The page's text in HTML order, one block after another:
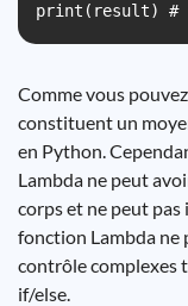
print(result) #
Comme vous
constituent un
en Python.
Lambda ne peut
corps et ne peut pas
fonction Lambda ne
contrôle complexes
if/else.